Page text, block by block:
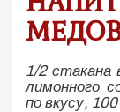
1/2 стакана
лимонного
по вкусу,